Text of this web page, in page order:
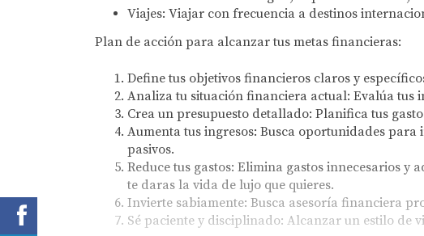
Viajes: Viajar con frecuencia a destinos
Plan de acción para alcanzar tus metas financieras:
Define tus objetivos financieros claros y
Analiza tu situación financiera actual: Evalúa tus
Crea un presupuesto detallado: Planifica tus
Aumenta tus ingresos: Busca oportunidades para
pasivos.
Reduce tus gastos: Elimina gastos innecesarios y
te daras la vida de lujo que quieres.
Invierte sabiamente: Busca asesoría financiera
Sé paciente y disciplinado: Alcanzar un estilo de